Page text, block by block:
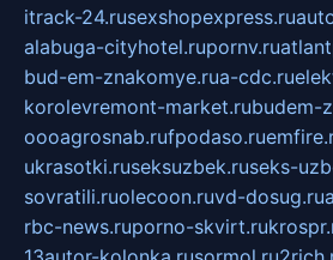
itrack-24.rusexshopexpress.ru
alabuga-cityhotel.rupornv.ru
bud-em-znakomye.rua-cdc.ru
korolevremont-market.rubudem-
oooagrosnab.rufpodaso.ru
ukrasotki.ruseksuzbek.ruseks-
sovratili.ruolecoon.ruvd-dosug.ru
rbc-news.ruporno-skvirt.ru